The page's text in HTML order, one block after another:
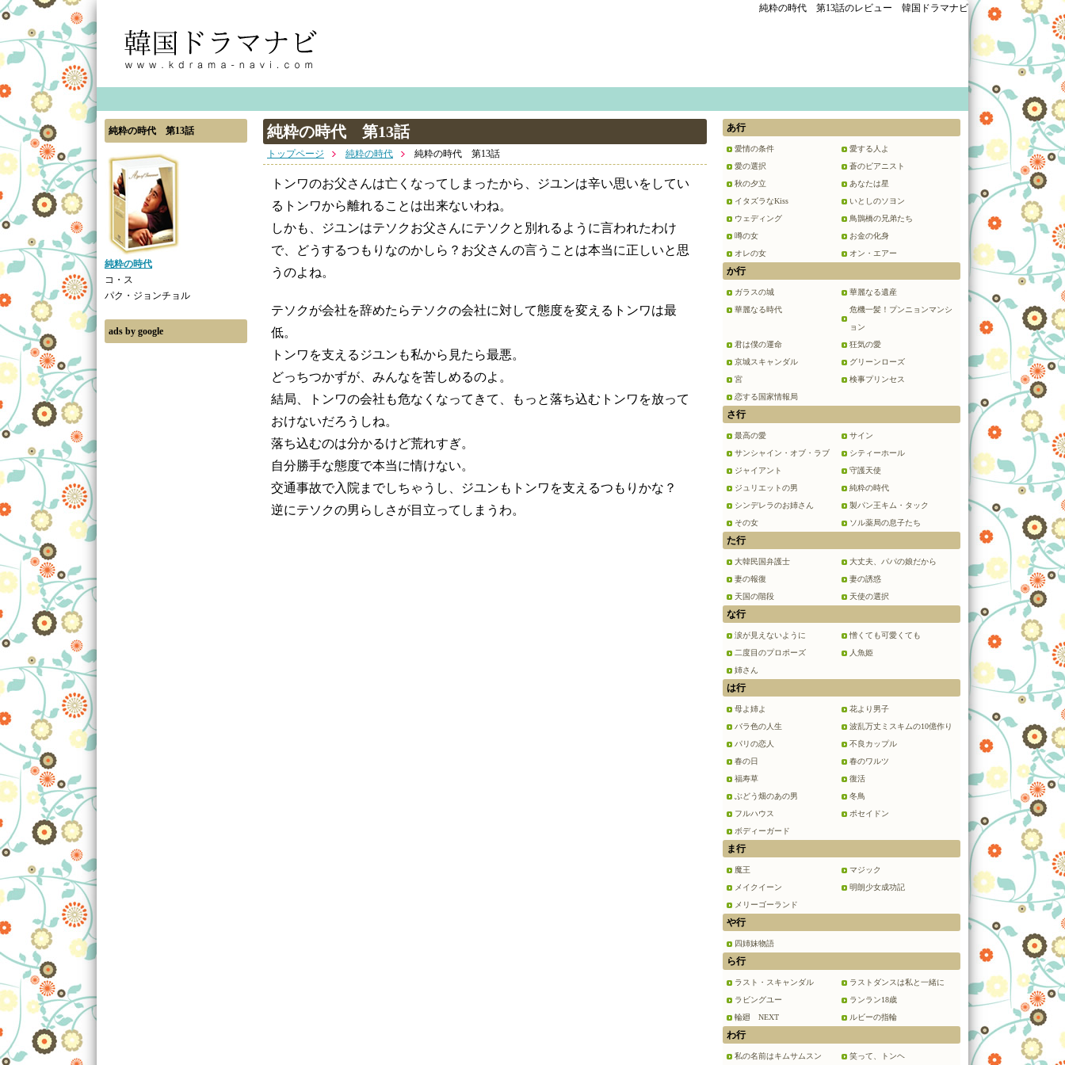
純粋の時代 第13話のレビュー 韓国ドラマナビ
純粋の時代 第13話
純粋の時代
コ・ス
パク・ジョンチョル
ads by google
純粋の時代 第13話
トップページ 純粋の時代 純粋の時代 第13話
トンワのお父さんは亡くなってしまったから、ジユンは辛い思いをしてい
るトンワから離れることは出来ないわね。
しかも、ジユンはテソクお父さんにテソクと別れるように言われたわけ
で、どうするつもりなのかしら？お父さんの言うことは本当に正しいと思
うのよね。
テソクが会社を辞めたらテソクの会社に対して態度を変えるトンワは最
低。
トンワを支えるジユンも私から見たら最悪。
どっちつかずが、みんなを苦しめるのよ。
結局、トンワの会社も危なくなってきて、もっと落ち込むトンワを放って
おけないだろうしね。
落ち込むのは分かるけど荒れすぎ。
自分勝手な態度で本当に情けない。
交通事故で入院までしちゃうし、ジユンもトンワを支えるつもりかな？
逆にテソクの男らしさが目立ってしまうわ。
あ行
愛情の条件
愛する人よ
愛の選択
蒼のピアニスト
秋の夕立
あなたは星
イタズラなKiss
いとしのソヨン
ウェディング
鳥鵲橋の兄弟たち
噂の女
お金の化身
オレの女
オン・エアー
か行
ガラスの城
華麗なる遺産
華麗なる時代
危機一髪！プンニョンマンシ
ョン
君は僕の運命
狂気の愛
京城スキャンダル
グリーンローズ
宮
検事プリンセス
恋する国家情報局
さ行
最高の愛
サイン
サンシャイン・オブ・ラブ
シティーホール
ジャイアント
守護天使
ジュリエットの男
純粋の時代
シンデレラのお姉さん
製パン王キム・タック
その女
ソル薬局の息子たち
た行
大韓民国弁護士
大丈夫、パパの娘だから
妻の報復
妻の誘惑
天国の階段
天使の選択
な行
涙が見えないように
憎くても可愛くても
二度目のプロポーズ
人魚姫
姉さん
は行
母よ姉よ
花より男子
バラ色の人生
波乱万丈ミスキムの10億作り
パリの恋人
不良カップル
春の日
春のワルツ
福寿草
復活
ぶどう畑のあの男
冬鳥
フルハウス
ポセイドン
ボディーガード
ま行
魔王
マジック
メイクイーン
明朗少女成功記
メリーゴーランド
や行
四姉妹物語
ら行
ラスト・スキャンダル
ラストダンスは私と一緒に
ラビングユー
ランラン18歳
輪廻 NEXT
ルビーの指輪
わ行
私の名前はキムサムスン 笑って、トンヘ